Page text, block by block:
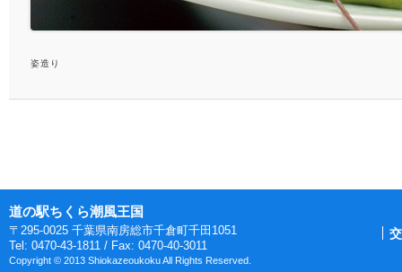
姿造り
道の駅ちくら潮風王国
〒295-0025 千葉県南房総市千倉町千田1051
Tel: 0470-43-1811 / Fax: 0470-40-3011
Copyright © 2013 Shiokazeoukoku All Rights Reserved.